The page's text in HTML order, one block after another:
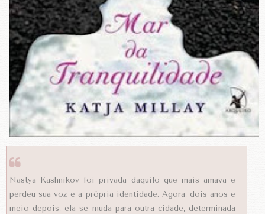
Nastya Kashnikov foi privada daquilo que mais amava e
perdeu sua voz e a própria identidade. Agora, dois anos e
meio depois, ela se muda para outra cidade, determinada